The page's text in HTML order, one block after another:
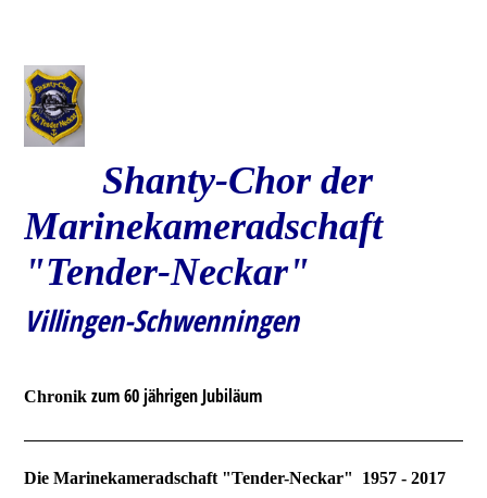
Shanty-Chor der
Marinekameradschaft
"Tender-Neckar"
Villingen-Schwenningen
Chronik zum 60 jährigen Jubiläum
Die Marinekameradschaft "Tender-Neckar" 1957 - 2017